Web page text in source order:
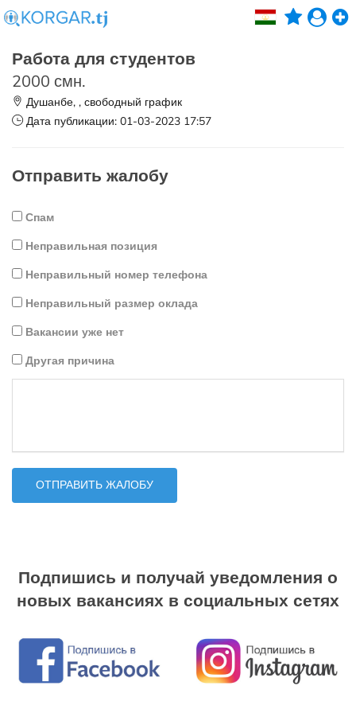
Работа для студентов
2000 смн.
Душанбе, , свободный график
Дата публикации: 01-03-2023 17:57
Отправить жалобу
Спам
Неправильная позиция
Неправильный номер телефона
Неправильный размер оклада
Вакансии уже нет
Другая причина
Подпишись и получай уведомления о
новых вакансиях в социальных сетях